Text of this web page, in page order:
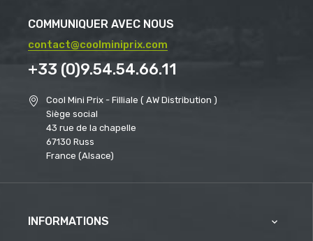
COMMUNIQUER AVEC NOUS
contact@coolminiprix.com
+33 (0)9.54.54.66.11
Cool Mini Prix - Filliale ( AW Distribution )
Siège social
43 rue de la chapelle
67130 Russ
France (Alsace)
INFORMATIONS 